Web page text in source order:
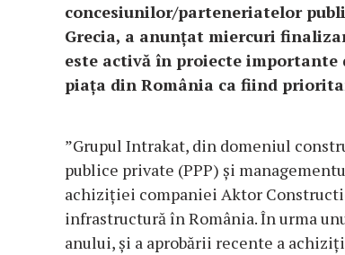
concesiunilor/parteneriatelor
Grecia, a anunţat miercuri
este activă în proiecte
piaţa din România ca fiind
”Grupul Intrakat, din domeniul
publice private (PPP) şi
achiziţiei companiei Aktor
infrastructură în România. În urma
anului, şi a aprobării recente a